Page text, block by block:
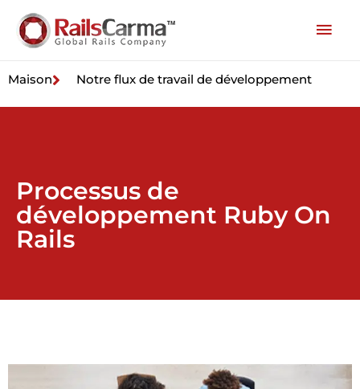
Maison Notre flux de travail de développement
Processus de
développement Ruby On
Rails